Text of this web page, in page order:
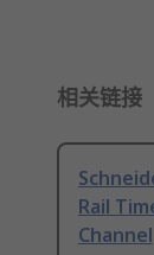
相关链接
Rail
Channel